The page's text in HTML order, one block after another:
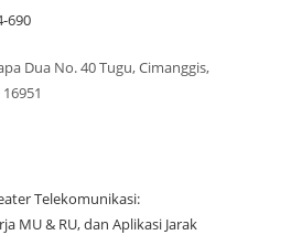
690
Dua No. 40 Tugu, Cimanggis,
Telekomunikasi:
MU & RU, dan Aplikasi Jarak